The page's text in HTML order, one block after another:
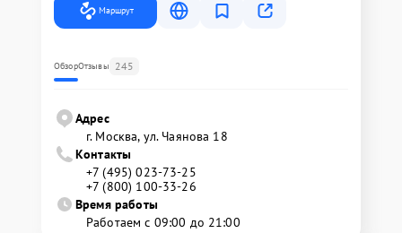
Маршрут
ОбзорОтзывы 245
Адрес
г. Москва, ул. Чаянова 18
Контакты
+7 (495) 023-73-25
+7 (800) 100-33-26
Время работы
Работаем с 09:00 до 21:00